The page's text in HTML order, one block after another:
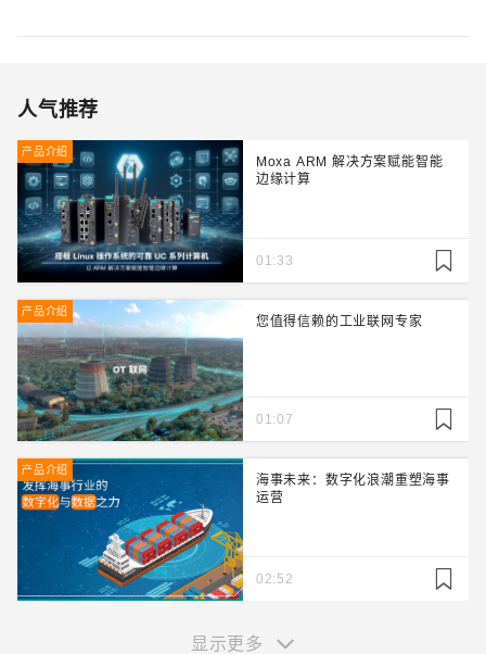
人气推荐
产品介绍
Moxa ARM 解决方案赋能智能
边缘计算
01:33
产品介绍
您值得信赖的工业联网专家
01:07
产品介绍
海事未来：数字化浪潮重塑海事
运营
02:52
显示更多